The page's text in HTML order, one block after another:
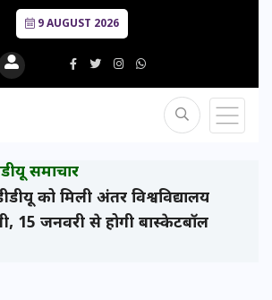
9 AUGUST 2026
समाचार
को मिली अंतर विश्वविद्यालय
15 जनवरी से होगी बास्केटबॉल